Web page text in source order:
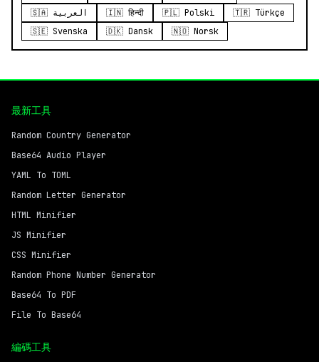
🇸🇦 العربية 🇮🇳 हिन्दी 🇵🇱 Polski
🇹🇷 Türkçe
🇸🇪 Svenska
🇩🇰 Dansk 🇳🇴 Norsk
最新工具
Random Country Generator
Base64 Audio Player
YAML To TOML
Random Letter Generator
HTML Minifier
JS Minifier
CSS Minifier
Random Phone Number Generator
Base64 To PDF
File To Base64
編碼工具